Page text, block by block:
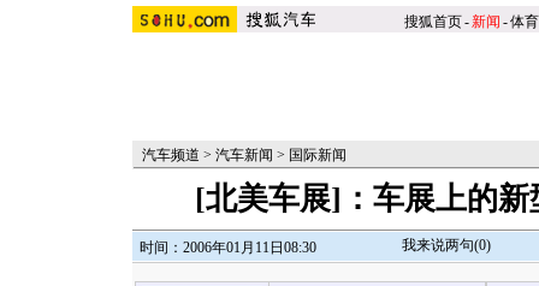
搜狐首页-新闻 -体育
汽车频道 > 汽车新闻 > 国际新闻
[北美车展]：车展上的
时间：2006年01月11日08:30 我来说两句(0)